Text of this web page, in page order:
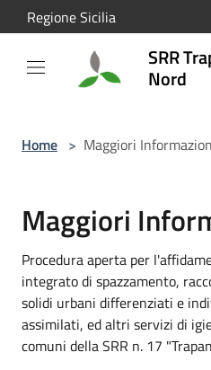
Salta al contenuto principale
Regione Sicilia
SRR
Nord
Home > Maggiori
Maggiori
Procedura aperta per
integrato di spazzamento,
solidi urbani differenziati e
assimilati, ed altri servizi di
comuni della SRR n. 17